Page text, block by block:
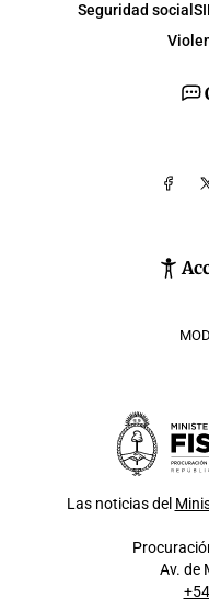
Seguridad social
Las noticias del
Av. de